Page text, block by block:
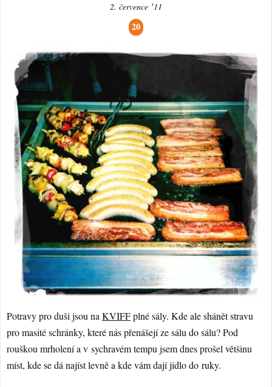
2. července ʼ11
20
Potravy pro duši jsou naKVIFFplné sály. Kde ale shánět stravu
pro masité schránky, které nás přenášejí ze sálu do sálu? Pod
rouškou mrholení a v sychravém tempu jsem dnes prošel většinu
míst, kde se dá najíst levně a kde vám dají jídlo do ruky.